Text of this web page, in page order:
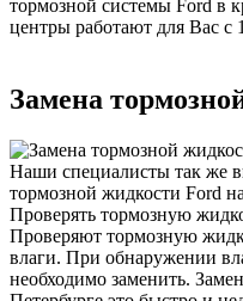
тормозной системы Ford в
центры работают для Вас с
Замена
Наши специалисты так же
тормозной жидкости Ford
Проверять тормозную
Проверяют тормозную
влаги. При обнаружении
необходимо заменить.